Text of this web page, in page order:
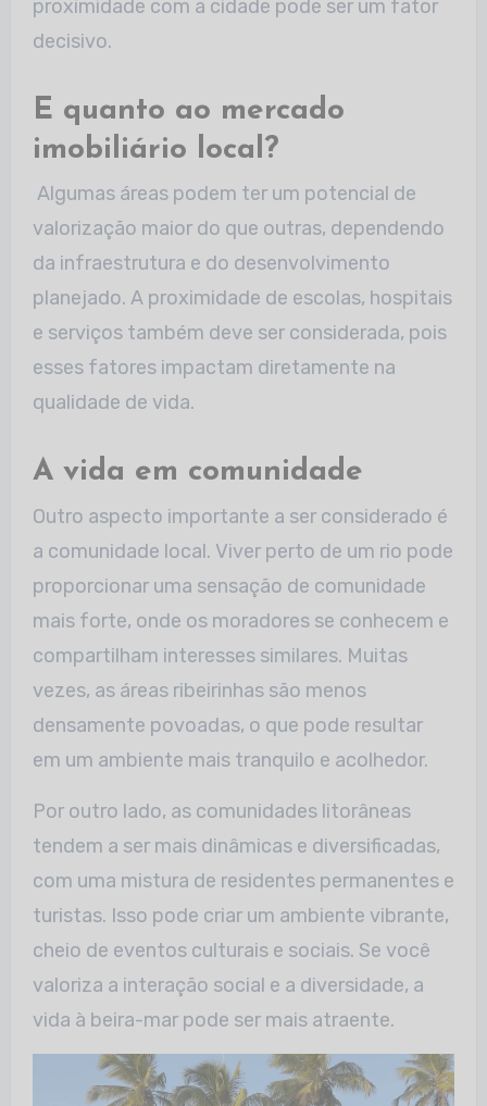
proximidade com a cidade pode ser um fator
decisivo.
E quanto ao mercado
imobiliário local?
Algumas áreas podem ter um potencial de
valorização maior do que outras, dependendo
da infraestrutura e do desenvolvimento
planejado. A proximidade de escolas, hospitais
e serviços também deve ser considerada, pois
esses fatores impactam diretamente na
qualidade de vida.
A vida em comunidade
Outro aspecto importante a ser considerado é
a comunidade local. Viver perto de um rio pode
proporcionar uma sensação de comunidade
mais forte, onde os moradores se conhecem e
compartilham interesses similares. Muitas
vezes, as áreas ribeirinhas são menos
densamente povoadas, o que pode resultar
em um ambiente mais tranquilo e acolhedor.
Por outro lado, as comunidades litorâneas
tendem a ser mais dinâmicas e diversificadas,
com uma mistura de residentes permanentes e
turistas. Isso pode criar um ambiente vibrante,
cheio de eventos culturais e sociais. Se você
valoriza a interação social e a diversidade, a
vida à beira-mar pode ser mais atraente.